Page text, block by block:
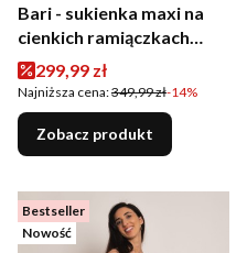
Bari - sukienka maxi na
cienkich ramiączkach
czarna
Cena promocyjna
299,99 zł
Najniższa cena:349,99 zł-14%
Zobacz produkt
Bestseller
Nowość